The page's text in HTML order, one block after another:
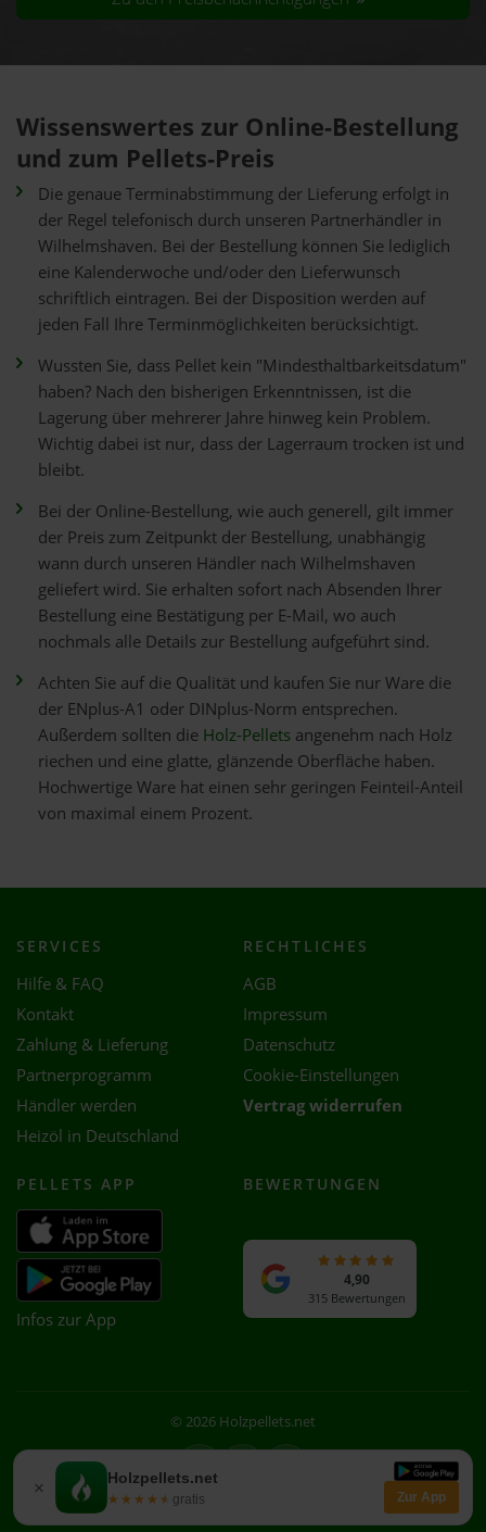
Wissenswertes zur Online-Bestellung
und zum Pellets-Preis
Die genaue Terminabstimmung der Lieferung erfolgt in
der Regel telefonisch durch unseren Partnerhändler in
Wilhelmshaven. Bei der Bestellung können Sie lediglich
eine Kalenderwoche und/oder den Lieferwunsch
schriftlich eintragen. Bei der Disposition werden auf
jeden Fall Ihre Terminmöglichkeiten berücksichtigt.
Wussten Sie, dass Pellet kein "Mindesthaltbarkeitsdatum"
haben? Nach den bisherigen Erkenntnissen, ist die
Lagerung über mehrerer Jahre hinweg kein Problem.
Wichtig dabei ist nur, dass der Lagerraum trocken ist und
bleibt.
Bei der Online-Bestellung, wie auch generell, gilt immer
der Preis zum Zeitpunkt der Bestellung, unabhängig
wann durch unseren Händler nach Wilhelmshaven
geliefert wird. Sie erhalten sofort nach Absenden Ihrer
Bestellung eine Bestätigung per E-Mail, wo auch
nochmals alle Details zur Bestellung aufgeführt sind.
Achten Sie auf die Qualität und kaufen Sie nur Ware die
der ENplus-A1 oder DINplus-Norm entsprechen.
Außerdem sollten die Holz-Pellets angenehm nach Holz
riechen und eine glatte, glänzende Oberfläche haben.
Hochwertige Ware hat einen sehr geringen Feinteil-Anteil
von maximal einem Prozent.
× Holzpellets.net
★★★★★
★★★★★ gratis Zur App
SERVICES
Hilfe & FAQ
Kontakt
Zahlung & Lieferung
Partnerprogramm
Händler werden
Heizöl in Deutschland
RECHTLICHES
AGB
Impressum
Datenschutz
Cookie-Einstellungen
Vertrag widerrufen
PELLETS APP
Infos zur App
BEWERTUNGEN
4,90
315 Bewertungen
© 2026 Holzpellets.net
Facebook